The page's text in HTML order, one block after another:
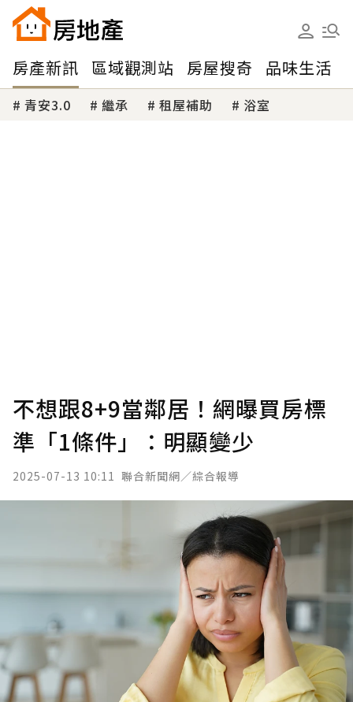
房產新訊 區域觀測站 房屋搜奇 品味生活
青安3.0 繼承 租屋補助 浴室
不想跟8+9當鄰居！網曝買房標
準「1條件」：明顯變少
2025-07-13 10:11 聯合新聞網／綜合報導